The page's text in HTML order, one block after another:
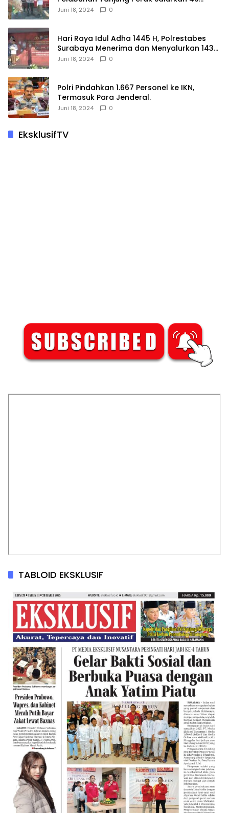
Hewan Korban.
Juni 18, 2024 0
Hari Raya Idul Adha 1445 H, Polrestabes
Surabaya Menerima dan Menyalurkan 143
Hewan Kurban
Juni 18, 2024 0
Polri Pindahkan 1.667 Personel ke IKN,
Termasuk Para Jenderal.
Juni 18, 2024 0
EksklusifTV
TABLOID EKSKLUSIF